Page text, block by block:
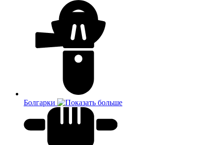
Болгарки